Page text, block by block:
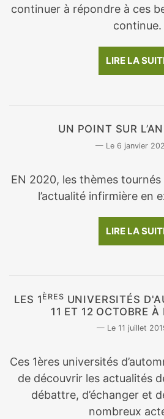
continuer à répondre à ces
continue.
LIRE LA
UN POINT SUR
6 janvier
EN 2020, les thèmes
l’actualité infirmière en
LIRE LA
LES 1 ÈRES UNIVERSITÉS
11 ET 12 OCTOBRE À
11 juillet
Ces 1ères universités
de découvrir les actualités
débattre, d’échanger et
nombreux